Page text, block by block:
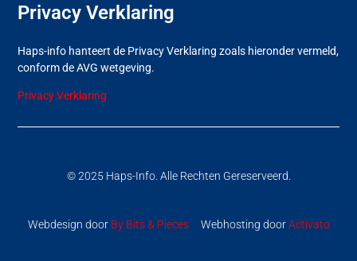
Privacy Verklaring
Haps-info hanteert de Privacy Verklaring zoals hieronder vermeld,
conform de AVG wetgeving.
Privacy Verklaring
© 2025 Haps-Info. Alle Rechten Gereserveerd.
Webdesign door By Bits & PiecesWebhosting doorActivato